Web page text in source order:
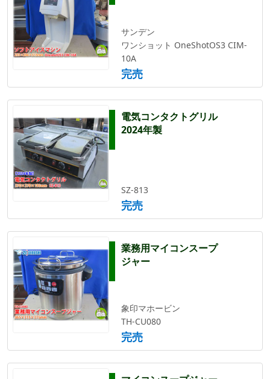
サンデン
ワンショット OneShotOS3 CIM-
10A
完売
電気コンタクトグリル
2024年製
SZ-813
完売
業務用マイコンスープ
ジャー
象印マホービン
TH-CU080
完売